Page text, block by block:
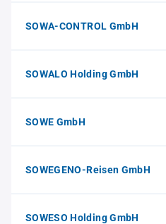
SOWA-CONTROL GmbH
SOWALO Holding GmbH
SOWE GmbH
SOWEGENO-Reisen GmbH
SOWESO Holding GmbH